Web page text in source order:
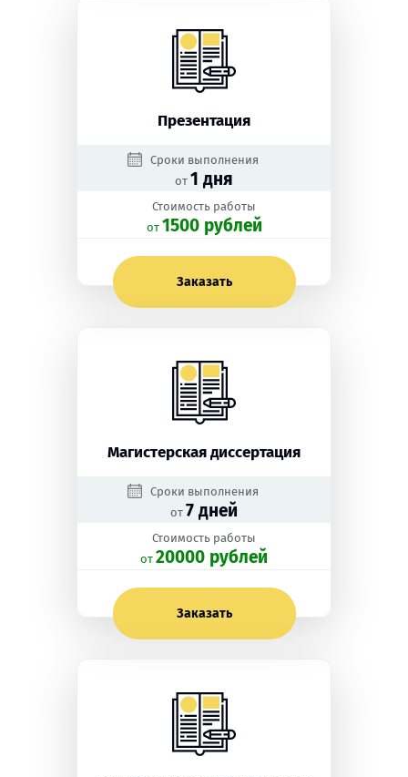
Презентация
Сроки выполнения
от 1 дня
Стоимость работы
oт 1500 рублей
Заказать
Магистерская диссертация
Сроки выполнения
от 7 дней
Стоимость работы
oт 20000 рублей
Заказать